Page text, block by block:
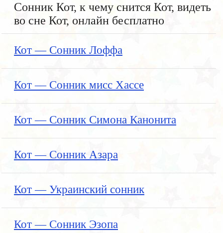
Сонник Кот, к чему снится Кот, видеть
во сне Кот, онлайн бесплатно
Кот — Сонник Лоффа
Кот — Сонник мисс Хассе
Кот — Сонник Симона Канонита
Кот — Сонник Азара
Кот — Украинский сонник
Кот — Сонник Эзопа